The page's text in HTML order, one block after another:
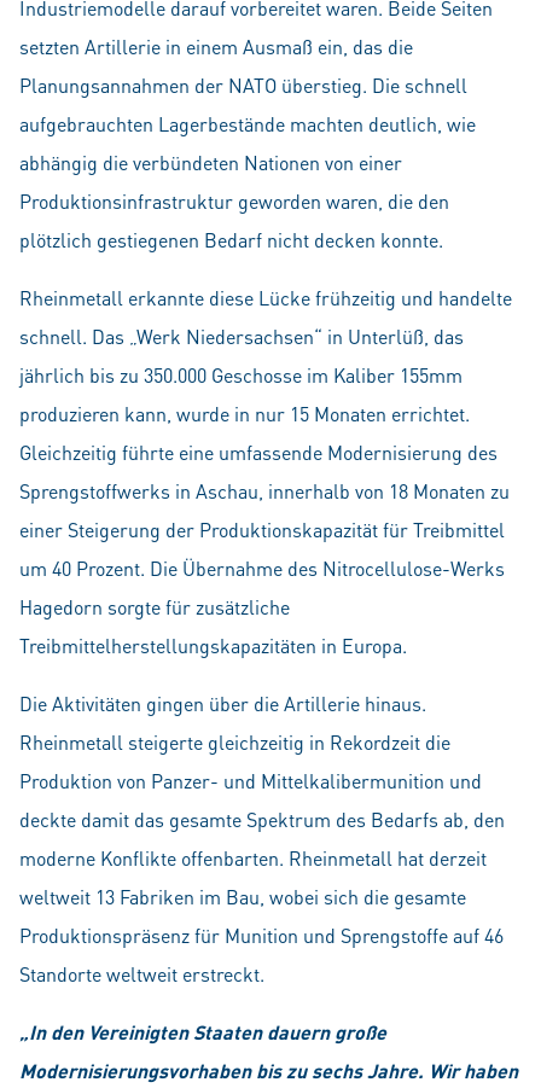
Industriemodelle darauf vorbereitet waren. Beide Seiten
setzten Artillerie in einem Ausmaß ein, das die
Planungsannahmen der NATO überstieg. Die schnell
aufgebrauchten Lagerbestände machten deutlich, wie
abhängig die verbündeten Nationen von einer
Produktionsinfrastruktur geworden waren, die den
plötzlich gestiegenen Bedarf nicht decken konnte.
Rheinmetall erkannte diese Lücke frühzeitig und handelte
schnell. Das „Werk Niedersachsen“ in Unterlüß, das
jährlich bis zu 350.000 Geschosse im Kaliber 155mm
produzieren kann, wurde in nur 15 Monaten errichtet.
Gleichzeitig führte eine umfassende Modernisierung des
Sprengstoffwerks in Aschau, innerhalb von 18 Monaten zu
einer Steigerung der Produktionskapazität für Treibmittel
um 40 Prozent. Die Übernahme des Nitrocellulose-Werks
Hagedorn sorgte für zusätzliche
Treibmittelherstellungskapazitäten in Europa.
Die Aktivitäten gingen über die Artillerie hinaus.
Rheinmetall steigerte gleichzeitig in Rekordzeit die
Produktion von Panzer- und Mittelkalibermunition und
deckte damit das gesamte Spektrum des Bedarfs ab, den
moderne Konflikte offenbarten. Rheinmetall hat derzeit
weltweit 13 Fabriken im Bau, wobei sich die gesamte
Produktionspräsenz für Munition und Sprengstoffe auf 46
Standorte weltweit erstreckt.
„In den Vereinigten Staaten dauern große
Modernisierungsvorhaben bis zu sechs Jahre. Wir haben